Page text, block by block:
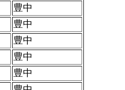
豊中
豊中
豊中
豊中
豊中